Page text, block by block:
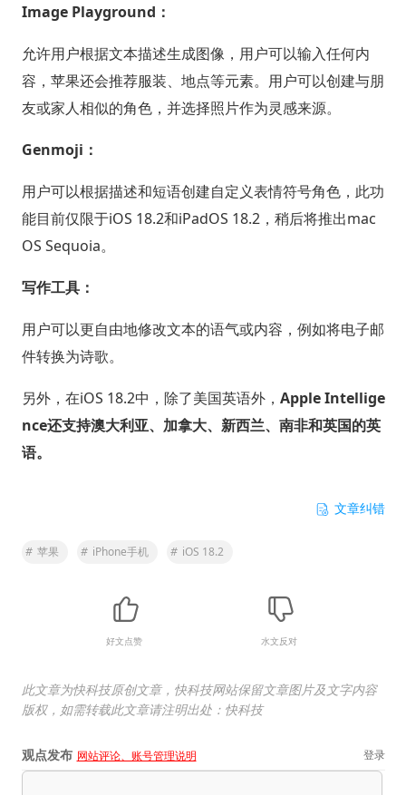
Image Playground：
允许用户根据文本描述生成图像，用户可以输入任何内
容，苹果还会推荐服装、地点等元素。用户可以创建与朋
友或家人相似的角色，并选择照片作为灵感来源。
Genmoji：
用户可以根据描述和短语创建自定义表情符号角色，此功
能目前仅限于iOS 18.2和iPadOS 18.2，稍后将推出mac
OS Sequoia。
写作工具：
用户可以更自由地修改文本的语气或内容，例如将电子邮
件转换为诗歌。
另外，在iOS 18.2中，除了美国英语外， Apple Intellige
nce还支持澳大利亚、加拿大、新西兰、南非和英国的英
语。
文章纠错
# 苹果 # iPhone手机 # iOS 18.2
好文点赞 水文反对
此文章为快科技原创文章，快科技网站保留文章图片及文字内容
版权，如需转载此文章请注明出处：快科技
观点发布 网站评论、账号管理说明 登录